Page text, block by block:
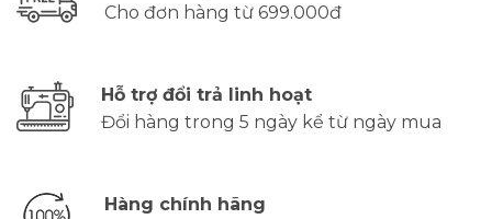
Cho đơn hàng từ 699.000đ
Hỗ trợ đổi trả linh hoạt
Đổi hàng trong 5 ngày kể từ ngày mua
Hàng chính hãng